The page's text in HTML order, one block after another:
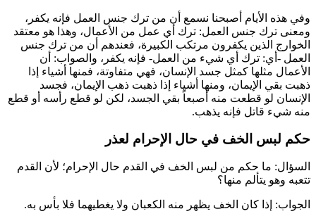
وفي هذه الأيام أصبحنا نسمع أن من ترك جنس العمل فإنه يكفر،
ومعنى ترك جنس العمل: ترك أي عمل من الأعمال، وهذا هو معتقد
الخوارج الذين يكفرون مرتكب الكبيرة، فعندهم أن من ترك جنس
العمل -أي: ترك أي شيء من العمل- فإنه يكفر، والصواب: أن
الأعمال مثلها كمثل جسد الإنسان، فهي متفاوتة، فمنها أشياء إذا
ذهبت بقي الإيمان، ومنها أشياء إذا ذهبت ذهب الإيمان، فجسد
الإنسان لو قطعت منه أصبعاً بقي الجسد، لكن لو قطع رأسه أو قطع
منه شيء قاتل فإنه يذهب.
حكم لبس الخف في حال الإحرام لعذر
السؤال: ما حكم من لبس الخف في القدم حال الإحرام؛ لأن القدم
تتعبه وهو يتألم منها؟
الجواب: إذا كان الخف يظهر منه الكعبان ولا يغطيهما فلا بأس به.